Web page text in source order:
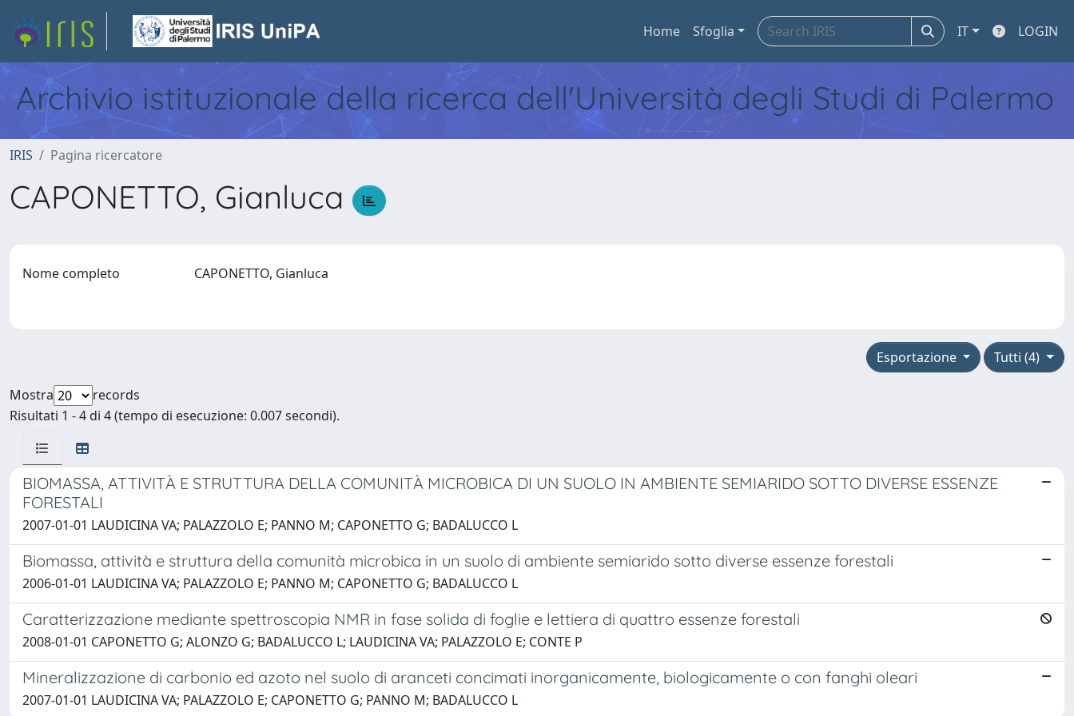
Home Sfoglia IT LOGIN
Archivio istituzionale della ricerca dell'Università degli Studi di Palermo
IRIS Pagina ricercatore
CAPONETTO, Gianluca
Nome completo CAPONETTO, Gianluca
Tutti (4)
Esportazione
Mostra
records
Risultati 1 - 4 di 4 (tempo di esecuzione: 0.007 secondi).
BIOMASSA, ATTIVITÀ E STRUTTURA DELLA COMUNITÀ MICROBICA DI UN SUOLO IN AMBIENTE SEMIARIDO SOTTO DIVERSE ESSENZE
FORESTALI
2007-01-01 LAUDICINA VA; PALAZZOLO E; PANNO M; CAPONETTO G; BADALUCCO L
Biomassa, attività e struttura della comunità microbica in un suolo di ambiente semiarido sotto diverse essenze forestali
2006-01-01 LAUDICINA VA; PALAZZOLO E; PANNO M; CAPONETTO G; BADALUCCO L
Caratterizzazione mediante spettroscopia NMR in fase solida di foglie e lettiera di quattro essenze forestali
2008-01-01 CAPONETTO G; ALONZO G; BADALUCCO L; LAUDICINA VA; PALAZZOLO E; CONTE P
Mineralizzazione di carbonio ed azoto nel suolo di aranceti concimati inorganicamente, biologicamente o con fanghi oleari
2007-01-01 LAUDICINA VA; PALAZZOLO E; CAPONETTO G; PANNO M; BADALUCCO L